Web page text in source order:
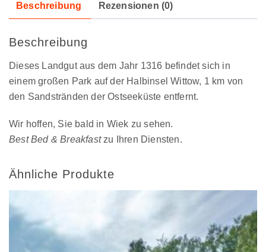
Beschreibung Rezensionen (0)
Beschreibung
Dieses Landgut aus dem Jahr 1316 befindet sich in
einem großen Park auf der Halbinsel Wittow, 1 km von
den Sandstränden der Ostseeküste entfernt.
Wir hoffen, Sie bald in Wiek zu sehen.
Best Bed & Breakfastzu Ihren Diensten.
Ähnliche Produkte